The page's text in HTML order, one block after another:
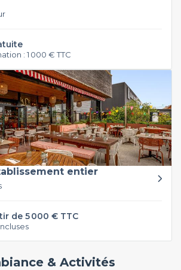
: 1 000 € TTC
entier
de 5 000 € TTC
& Activités